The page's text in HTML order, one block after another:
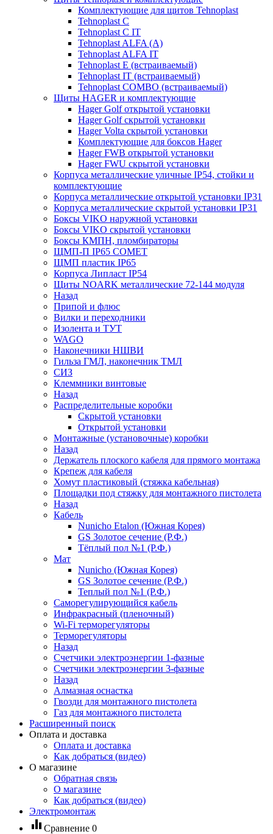
Комплектующие для щитов Tehnoplast
Tehnoplast C
Tehnoplast C IT
Tehnoplast ALFA (А)
Tehnoplast ALFA IT
Tehnoplast E (встраиваемый)
Tehnoplast IT (встраиваемый)
Tehnoplast COMBO (встраиваемый)
Щиты HAGER и комплектующие
Hager Golf открытой установки
Hager Golf скрытой установки
Hager Volta скрытой установки
Комплектующие для боксов Hager
Hager FWB открытой установки
Hager FWU скрытой установки
Корпуса металлические уличные IP54, стойки и
комплектующие
Корпуса металлические открытой установки IP31
Корпуса металлические скрытой установки IP31
Боксы VIKO наружной установки
Боксы VIKO скрытой установки
Боксы КМПН, пломбираторы
ЩМП-П IP65 COMET
ЩМП пластик IP65
Корпуса Липласт IP54
Щиты NOARK металлические 72-144 модуля
Назад
Припой и флюс
Вилки и переходники
Изолента и ТУТ
WAGO
Наконечники НШВИ
Гильза ГМЛ, наконечник ТМЛ
СИЗ
Клеммники винтовые
Назад
Распределительные коробки
Скрытой установки
Открытой установки
Монтажные (установочные) коробки
Назад
Держатель плоского кабеля для прямого монтажа
Крепеж для кабеля
Хомут пластиковый (стяжка кабельная)
Площадки под стяжку для монтажного пистолета
Назад
Кабель
Nunicho Etalon (Южная Корея)
GS Золотое сечение (Р.Ф.)
Тёплый пол №1 (Р.Ф.)
Мат
Nunicho (Южная Корея)
GS Золотое сечение (Р.Ф.)
Теплый пол №1 (Р.Ф.)
Саморегулирующийся кабель
Инфракрасный (пленочный)
Wi-Fi терморегуляторы
Терморегуляторы
Назад
Счетчики электроэнергии 1-фазные
Счетчики электроэнергии 3-фазные
Назад
Алмазная оснастка
Гвозди для монтажного пистолета
Газ для монтажного пистолета
Расширенный поиск
Оплата и доставка
Оплата и доставка
Как добраться (видео)
О магазине
Обратная связь
О магазине
Как добраться (видео)
Электромонтаж
equalizer Сравнение 0